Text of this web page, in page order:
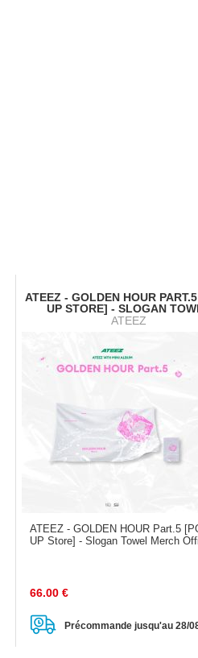
ATEEZ - GOLDEN HOUR
UP STORE] - SLOGAN
ATEEZ
ATEEZ - GOLDEN HOUR Part.5
UP Store] - Slogan Towel Merch
66.00 €
Précommande jusqu'au 28/